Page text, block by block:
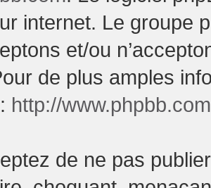
internet. Le groupe
et/ou
de plus amples
http://
de ne pas